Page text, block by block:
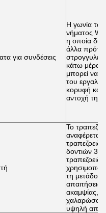
για συνδέσεις
Η γωνία
νήματος
η οποία
άλλα
κάτω μέρος
μπορεί να
του
κορυφή και
αντοχή
Το
αναφέρεται
δοντιών
τη
απαιτήσεις
υψηλή